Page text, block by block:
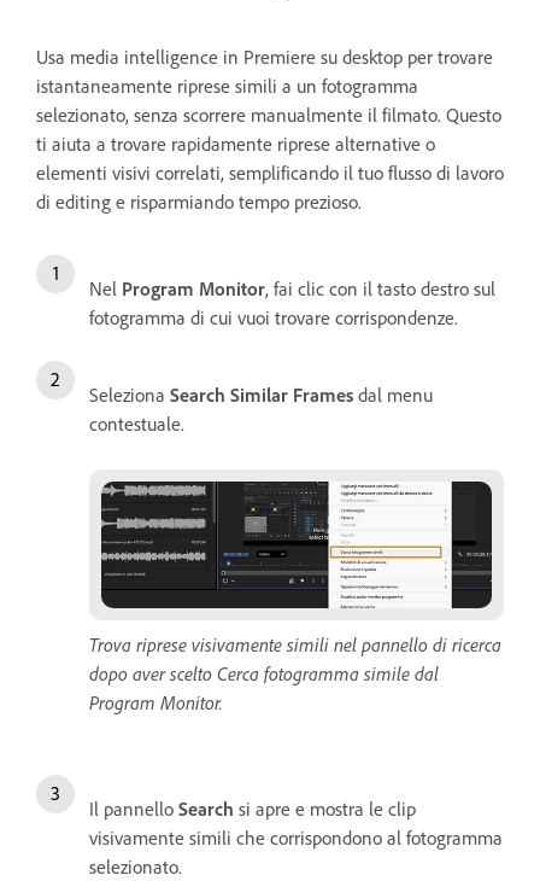
Usa media intelligence in Premiere su desktop per trovare
istantaneamente riprese simili a un fotogramma
selezionato, senza scorrere manualmente il filmato. Questo
ti aiuta a trovare rapidamente riprese alternative o
elementi visivi correlati, semplificando il tuo flusso di lavoro
di editing e risparmiando tempo prezioso.
Nel Program Monitor, fai clic con il tasto destro sul
fotogramma di cui vuoi trovare corrispondenze.
Seleziona Search Similar Frames dal menu
contestuale.
Trova riprese visivamente simili nel pannello di ricerca
dopo aver scelto Cerca fotogramma simile dal
Program Monitor.
Il pannello Search si apre e mostra le clip
visivamente simili che corrispondono al fotogramma
selezionato.